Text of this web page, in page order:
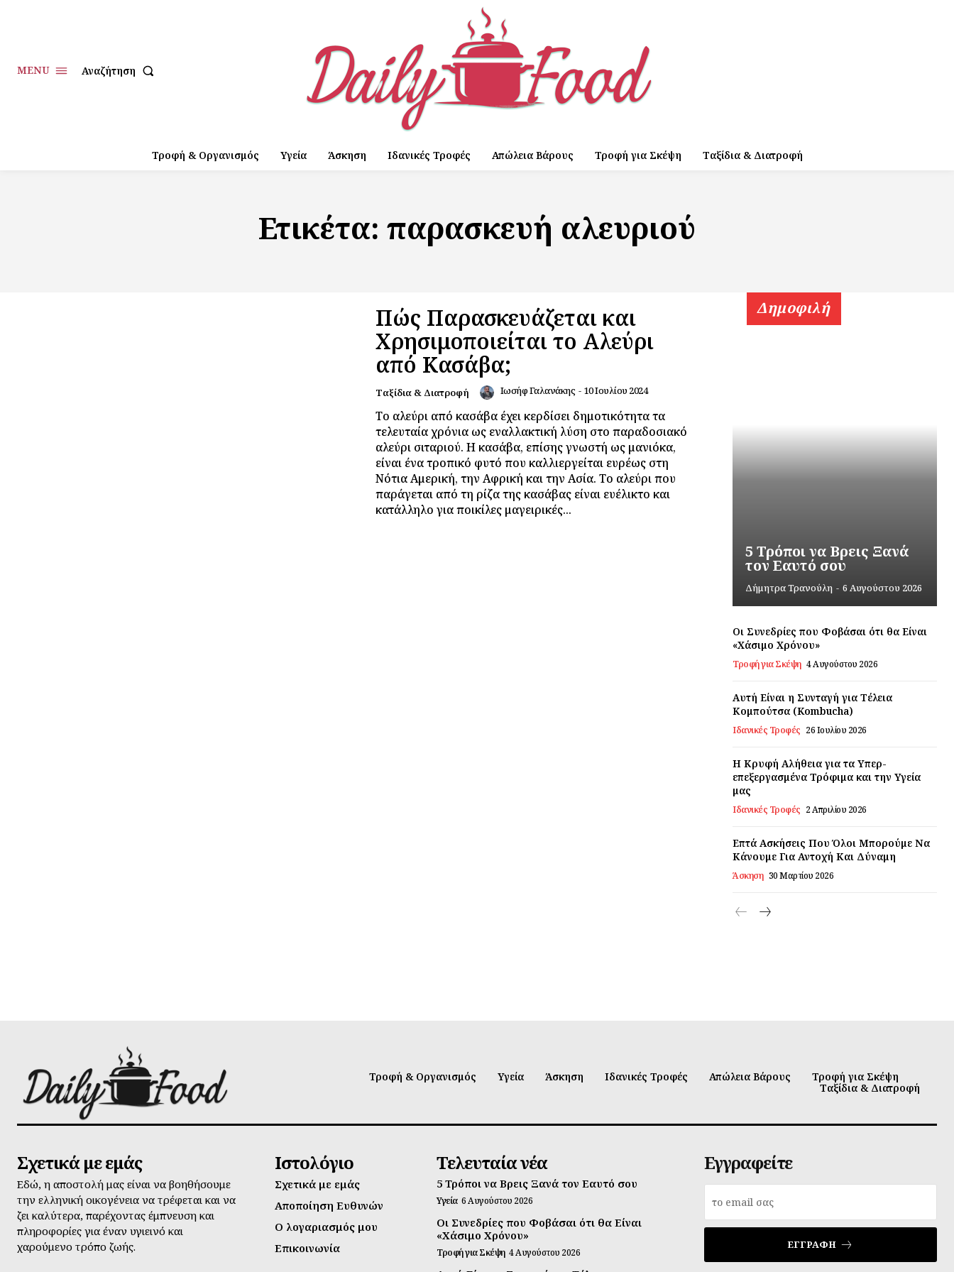
MENU Αναζήτηση
Τροφή & Οργανισμός Υγεία Άσκηση Ιδανικές Τροφές Απώλεια Βάρους Τροφή για Σκέψη Ταξίδια & Διατροφή
Ετικέτα: παρασκευή αλευριού
Πώς Παρασκευάζεται και
Χρησιμοποιείται το Αλεύρι
από Κασάβα;
Ταξίδια & Διατροφή Ιωσήφ Γαλανάκης - 10 Ιουλίου 2024
Το αλεύρι από κασάβα έχει κερδίσει δημοτικότητα τα
τελευταία χρόνια ως εναλλακτική λύση στο παραδοσιακό
αλεύρι σιταριού. Η κασάβα, επίσης γνωστή ως μανιόκα,
είναι ένα τροπικό φυτό που καλλιεργείται ευρέως στη
Νότια Αμερική, την Αφρική και την Ασία. Το αλεύρι που
παράγεται από τη ρίζα της κασάβας είναι ευέλικτο και
κατάλληλο για ποικίλες μαγειρικές...
Δημοφιλή
5 Τρόποι να Βρεις Ξανά
τον Εαυτό σου
Δήμητρα Τρανούλη - 6 Αυγούστου 2026
Οι Συνεδρίες που Φοβάσαι ότι θα Είναι
«Χάσιμο Χρόνου»
Τροφή για Σκέψη 4 Αυγούστου 2026
Αυτή Είναι η Συνταγή για Τέλεια
Κομπούτσα (Kombucha)
Ιδανικές Τροφές 26 Ιουλίου 2026
Η Κρυφή Αλήθεια για τα Υπερ-
επεξεργασμένα Τρόφιμα και την Υγεία
μας
Ιδανικές Τροφές 2 Απριλίου 2026
Επτά Ασκήσεις Που Όλοι Μπορούμε Να
Κάνουμε Για Αντοχή Και Δύναμη
Άσκηση 30 Μαρτίου 2026
Τροφή & Οργανισμός Υγεία Άσκηση Ιδανικές Τροφές Απώλεια Βάρους
Τροφή για Σκέψη
Ταξίδια & Διατροφή
Σχετικά με εμάς
Εδώ, η αποστολή μας είναι να βοηθήσουμε
την ελληνική οικογένεια να τρέφεται και να
ζει καλύτερα, παρέχοντας έμπνευση και
πληροφορίες για έναν υγιεινό και
χαρούμενο τρόπο ζωής.
Ιστολόγιο
Σχετικά με εμάς
Αποποίηση Ευθυνών
Ο λογαριασμός μου
Επικοινωνία
Τελευταία νέα
5 Τρόποι να Βρεις Ξανά τον Εαυτό σου
Υγεία 6 Αυγούστου 2026
Οι Συνεδρίες που Φοβάσαι ότι θα Είναι
«Χάσιμο Χρόνου»
Τροφή για Σκέψη 4 Αυγούστου 2026
Εγγραφείτε
ΕΓΓΡΑΦΉ